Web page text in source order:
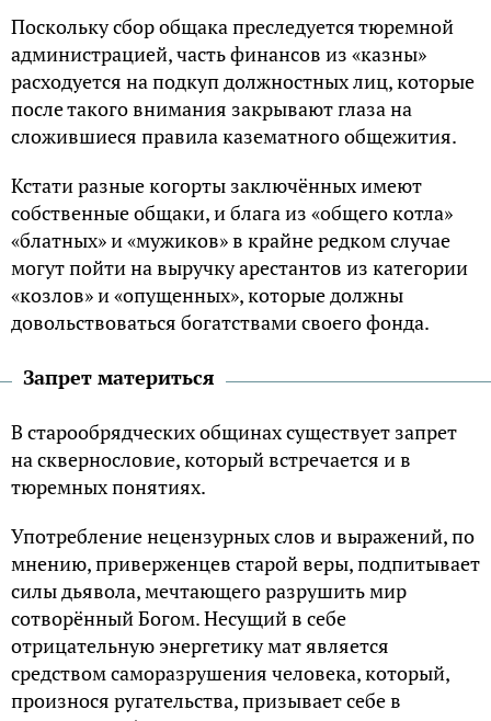
Поскольку сбор общака преследуется тюремной
администрацией, часть финансов из «казны»
расходуется на подкуп должностных лиц, которые
после такого внимания закрывают глаза на
сложившиеся правила казематного общежития.
Кстати разные когорты заключённых имеют
собственные общаки, и блага из «общего котла»
«блатных» и «мужиков» в крайне редком случае
могут пойти на выручку арестантов из категории
«козлов» и «опущенных», которые должны
довольствоваться богатствами своего фонда.
Запрет материться
В старообрядческих общинах существует запрет
на сквернословие, который встречается и в
тюремных понятиях.
Употребление нецензурных слов и выражений, по
мнению, приверженцев старой веры, подпитывает
силы дьявола, мечтающего разрушить мир
сотворённый Богом. Несущий в себе
отрицательную энергетику мат является
средством саморазрушения человека, который,
произнося ругательства, призывает себе в